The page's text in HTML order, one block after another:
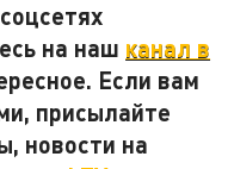
на наш канал в
Если вам
присылайте
новости на